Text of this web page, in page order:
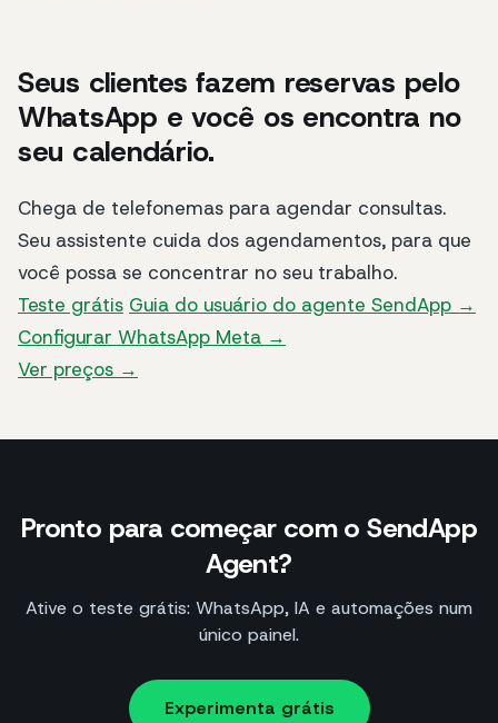
Seus clientes fazem reservas pelo
WhatsApp e você os encontra no
seu calendário.
Chega de telefonemas para agendar consultas.
Seu assistente cuida dos agendamentos, para que
você possa se concentrar no seu trabalho.
Teste grátis Guia do usuário do agente SendApp →
Configurar WhatsApp Meta →
Ver preços →
Pronto para começar com o SendApp
Agent?
Ative o teste grátis: WhatsApp, IA e automações num
único painel.
Experimenta grátis